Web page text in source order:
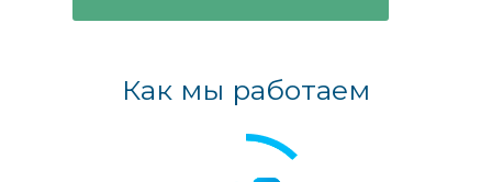
Как мы работаем